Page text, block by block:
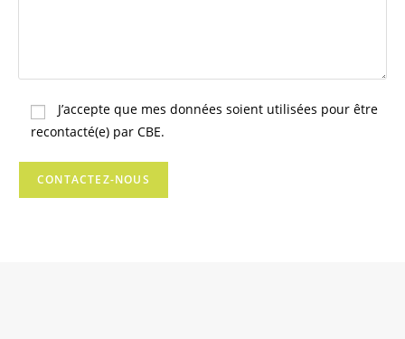
J’accepte que mes données soient utilisées pour être
recontacté(e) par CBE.